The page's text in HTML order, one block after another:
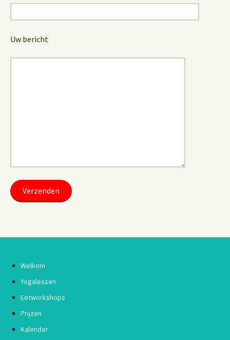
Uw bericht
Welkom
Yogalessen
Eetworkshops
Prijzen
Kalender